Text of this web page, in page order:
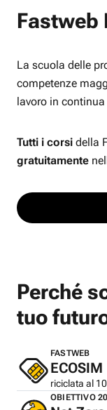
Fastweb
La scuola delle
competenze
lavoro in
Tutti i corsi della
gratuitamente
Perché
tuo
FASTWEB
ECOSIM
riciclata al
OBIETTIVO